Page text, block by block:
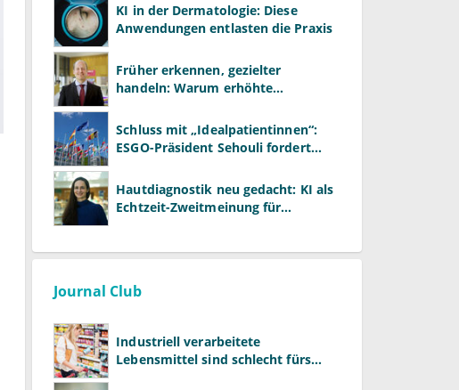
KI in der Dermatologie: Diese
Anwendungen entlasten die Praxis
Früher erkennen, gezielter
handeln: Warum erhöhte
als ALT und AST
Schluss mit „Idealpatientinnen“:
ESGO-Präsident Sehouli fordert
Hautdiagnostik neu gedacht: KI als
Echtzeit-Zweitmeinung für
Journal Club
Industriell verarbeitete
Lebensmittel sind schlecht fürs